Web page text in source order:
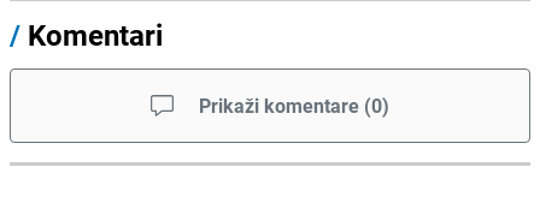
/ Komentari
Prikaži komentare (0)